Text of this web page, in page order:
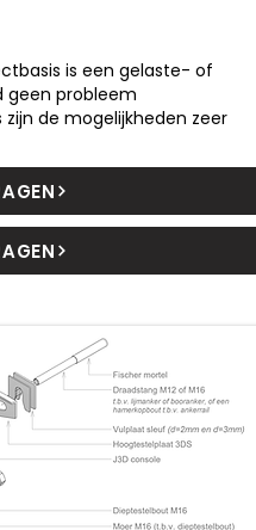
is een gelaste- of
geen probleem
de mogelijkheden zeer